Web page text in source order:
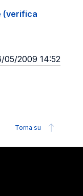
(verifica
05/2009 14:52
Torna su